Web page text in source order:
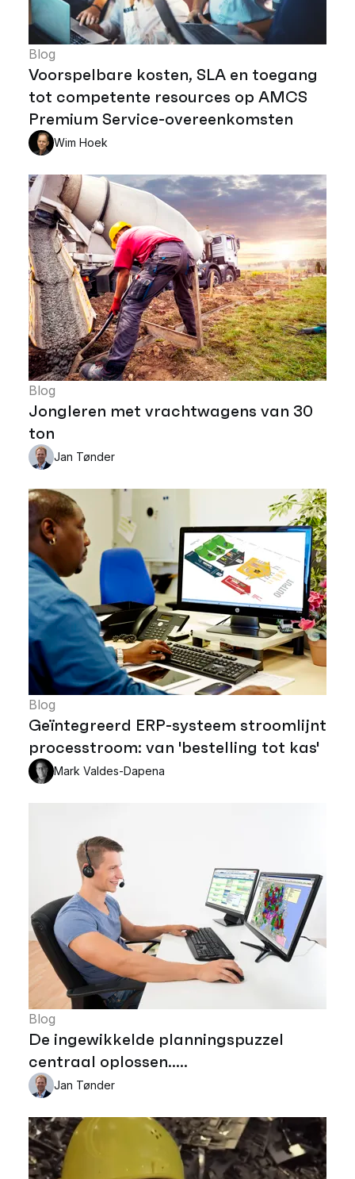
Blog
Voorspelbare kosten, SLA en toegang
tot competente resources op AMCS
Premium Service-overeenkomsten
Wim Hoek
Blog
Jongleren met vrachtwagens van 30
ton
Jan Tønder
Blog
Geïntegreerd ERP-systeem stroomlijnt
processtroom: van 'bestelling tot kas'
Mark Valdes-Dapena
Blog
De ingewikkelde planningspuzzel
centraal oplossen.....
Jan Tønder